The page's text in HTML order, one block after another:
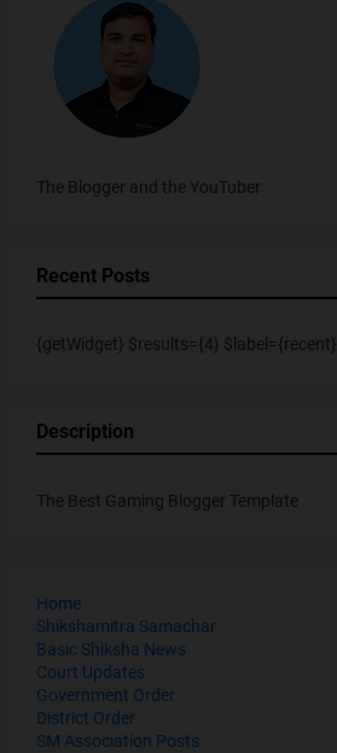
The Blogger and the YouTuber
Recent Posts
{getWidget} $results={4} $label={recent}
Description
The Best Gaming Blogger Template
Home
Shikshamitra Samachar
Basic Shiksha News
Court Updates
Government Order
District Order
SM Association Posts